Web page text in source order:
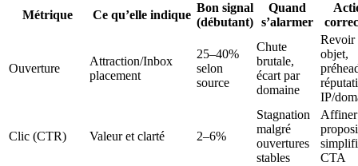
Métrique Ce qu’elle indique
Bon signal
(débutant)
Quand
s’alarmer
Ouverture
Attraction/Inbox
placement
25–40%
selon
source
Chute
brutale,
écart par
domaine
Revoir
objet,
IP/
Clic (CTR) Valeur et clarté 2–6%
Stagnation
malgré
ouvertures
stables
Affiner
CTA